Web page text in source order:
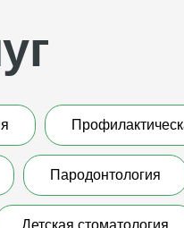
Пародонтология
Детская стоматология